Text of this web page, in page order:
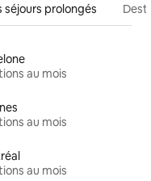
prolongés
au mois
au mois
au mois